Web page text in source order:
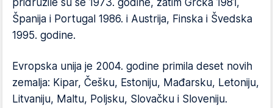
pridružile su se 1973. godine, zatim Grčka 1981,
Španija i Portugal 1986. i Austrija, Finska i Švedska
1995. godine.
Evropska unija je 2004. godine primila deset novih
zemalja: Kipar, Češku, Estoniju, Mađarsku, Letoniju,
Litvaniju, Maltu, Poljsku, Slovačku i Sloveniju.